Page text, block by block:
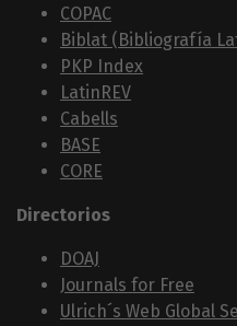
COPAC
Biblat (Bibliografía
PKP Index
LatinREV
Cabells
BASE
CORE
Directorios
DOAJ
Journals for Free
Ulrich´s Web Global